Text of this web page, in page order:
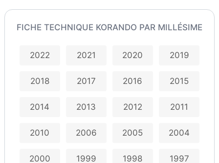
FICHE TECHNIQUE KORANDO PAR MILLÉSIME
2022 2021 2020 2019
2018 2017 2016 2015
2014 2013 2012 2011
2010 2006 2005 2004
2000 1999 1998 1997